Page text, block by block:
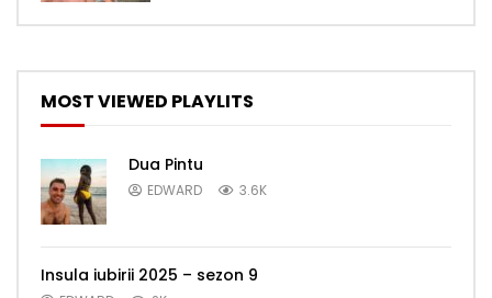
MOST VIEWED PLAYLITS
Dua Pintu
EDWARD 3.6K
Insula iubirii 2025 – sezon 9